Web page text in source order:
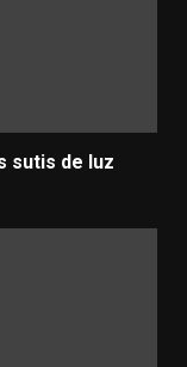
sutis de luz